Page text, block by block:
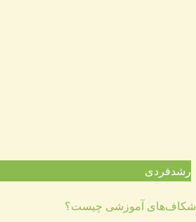
رشدفردی
شکاف‌های آموزشی چیست؟